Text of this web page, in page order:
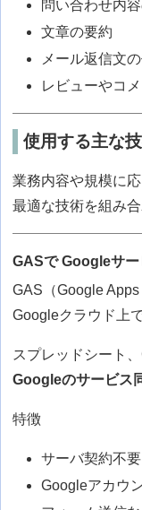
問い合わせ内
文章の要約
メール返信文
レビューやコ
使用する主な
業務内容や規模に応
最適な技術を組み
GASで Googleサ
GAS（Google
Googleクラウド上
スプレッドシート
Googleのサービス
特徴
サーバ契約不要
Googleアカウ